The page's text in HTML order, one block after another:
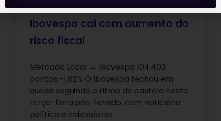
Ibovespa cai com aumento do
risco fiscal
Mercado Local → Ibovespa 104.403
pontos -1,82% O Ibovespa fechou em
queda seguindo o ritmo de cautela nesta
terça-feira pós-feriado, com noticiário
político e indicadores